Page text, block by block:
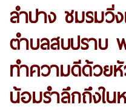
ลำปาง ชมรมวิ่
ตำบลสบปราบ
ทำความดีด้วย
น้อมรำลึกถึงใ